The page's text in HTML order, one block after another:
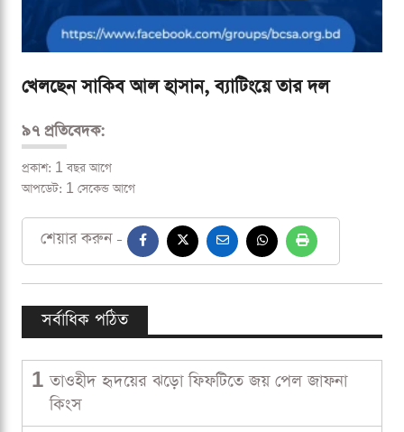
খেলছেন সাকিব আল হাসান, ব্যাটিংয়ে তার দল
৯৭ প্রতিবেদক:
প্রকাশ: 1 বছর আগে
আপডেট: 1 সেকেন্ড আগে
শেয়ার করুন -
সর্বাধিক পঠিত
1 তাওহীদ হৃদয়ের ঝড়ো ফিফটিতে জয় পেল জাফনা
কিংস